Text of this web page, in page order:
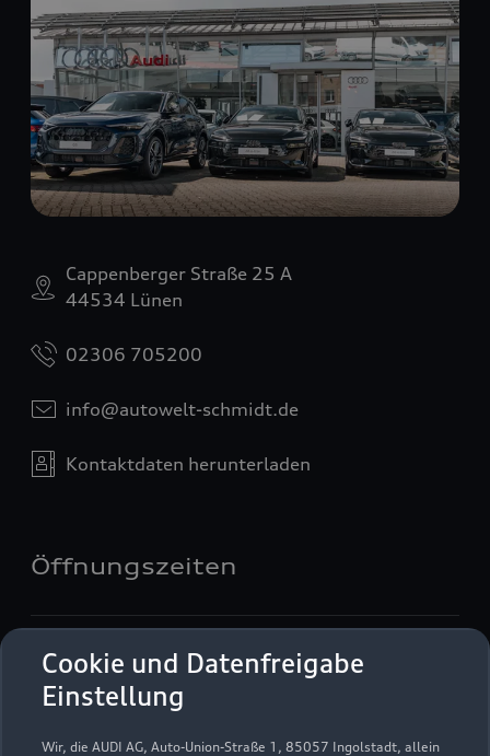
Cookie und Datenfreigabe
Einstellung
Wir, die AUDI AG, Auto-Union-Straße 1, 85057 Ingolstadt, allein
Cappenberger Straße 25 A
44534 Lünen
02306 705200
info@autowelt-schmidt.de
Kontaktdaten herunterladen
Öffnungszeiten
Geöffnet bis 18:30